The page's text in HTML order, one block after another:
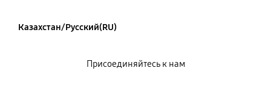
Казахстан/Русский(RU)
Присоединяйтесь к нам